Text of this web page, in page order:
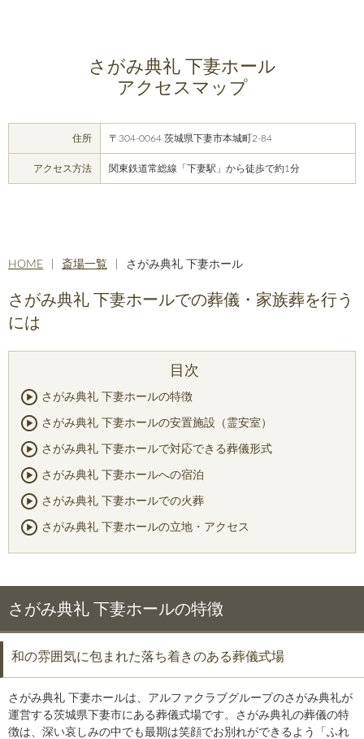
さがみ典礼 下妻ホール
アクセスマップ
住所 〒304-0064 茨城県下妻市本城町2-84
アクセス方法 関東鉄道常総線「下妻駅」から徒歩で約1分
HOME 斎場一覧 さがみ典礼 下妻ホール
さがみ典礼 下妻ホールでの葬儀・家族葬を行う
には
さがみ典礼 下妻ホールの特徴
さがみ典礼 下妻ホールの安置施設（霊安室）
さがみ典礼 下妻ホールで対応できる葬儀形式
さがみ典礼 下妻ホールへの宿泊
さがみ典礼 下妻ホールでの火葬
さがみ典礼 下妻ホールの立地・アクセス
さがみ典礼 下妻ホールの特徴
和の雰囲気に包まれた落ち着きのある葬儀式場
さがみ典礼 下妻ホールは、アルファクラブグループのさがみ典礼が
運営する茨城県下妻市にある葬儀式場です。さがみ典礼の葬儀の特
徴は、深い哀しみの中でも最期は笑顔でお別れができるよう「ふれ